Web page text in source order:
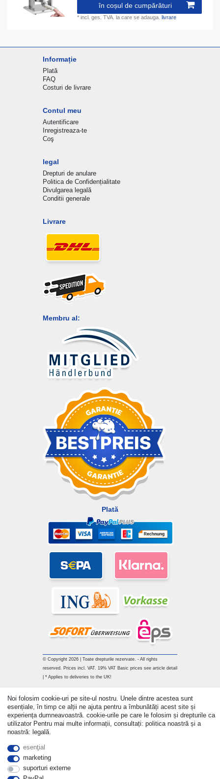
în coșul de cumpărături
*incl. ges. TVA. la care se adauga.livrare
Informație
Plată
FAQ
Costuri de livrare
Contul meu
Autentificare
Inregistreaza-te
Coş
legal
Drepturi de anulare
Politica de Confidențialitate
Divulgarea legală
Conditii generale
Livrare
Membru al:
Plată
© Copyright 2026 | Toate drepturile rezervate. - All rights
reserved. Prices incl. VAT. 19% VAT Basic prices see article detail
| * Applies to deliveries to the UK!
Noi folosim cookie-uri pe site-ul nostru. Unele dintre acestea sunt
esențiale, în timp ce alții ne ajuta pentru a îmbunătăți acest site și
experiența dumneavoastră. cookie-urile pe care le folosim și drepturile ca
utilizator Pentru mai multe informații, consultați: politica noastră și a
noastră: legală.
esenţial
marketing
suporturi externe
Withdraw from contract here
a lua legatura